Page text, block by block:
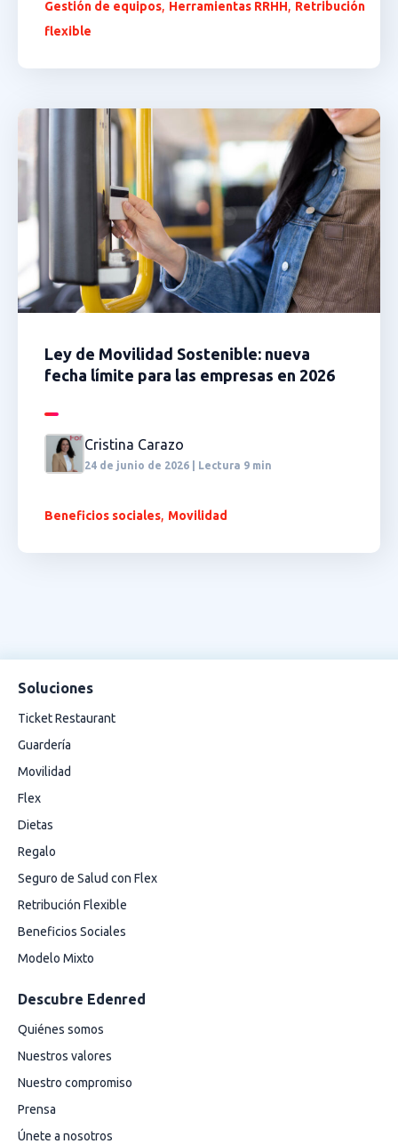
Gestión de equipos, Herramientas RRHH, Retribución
flexible
Ley de Movilidad Sostenible: nueva
fecha límite para las empresas en 2026
Cristina Carazo
24 de junio de 2026 | Lectura 9 min
Beneficios sociales, Movilidad
Soluciones
Ticket Restaurant
Guardería
Movilidad
Flex
Dietas
Regalo
Seguro de Salud con Flex
Retribución Flexible
Beneficios Sociales
Modelo Mixto
Descubre Edenred
Quiénes somos
Nuestros valores
Nuestro compromiso
Prensa
Únete a nosotros